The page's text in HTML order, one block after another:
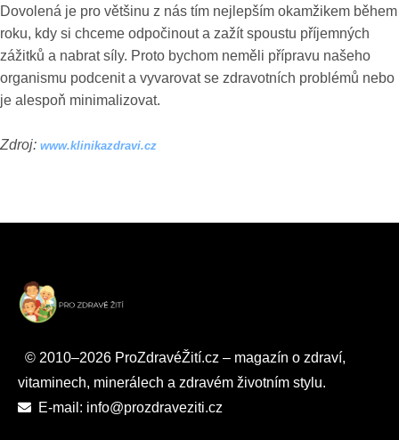
Dovolená je pro většinu z nás tím nejlepším okamžikem během
roku, kdy si chceme odpočinout a zažít spoustu příjemných
zážitků a nabrat síly. Proto bychom neměli přípravu našeho
organismu podcenit a vyvarovat se zdravotních problémů nebo
je alespoň minimalizovat.
Zdroj: www.klinikazdravi.cz
© 2010–2026 ProZdravéŽití.cz – magazín o zdraví,
vitaminech, minerálech a zdravém životním stylu.
E-mail: info@prozdraveziti.cz